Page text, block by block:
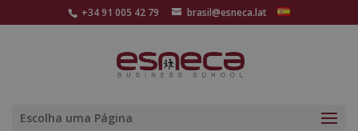
+34 91 005 42 79 brasil@esneca.lat
Escolha uma Página